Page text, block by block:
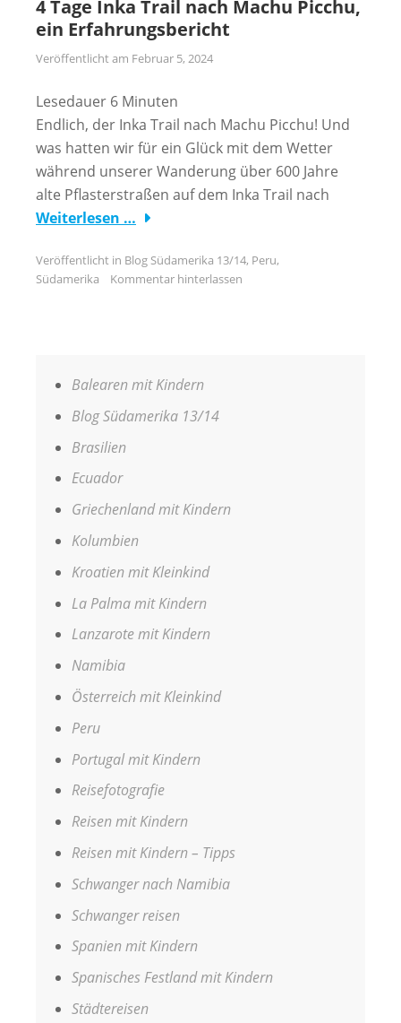
4 Tage Inka Trail nach Machu Picchu,
ein Erfahrungsbericht
Veröffentlicht am Februar 5, 2024
Lesedauer 6 Minuten
Endlich, der Inka Trail nach Machu Picchu! Und
was hatten wir für ein Glück mit dem Wetter
während unserer Wanderung über 600 Jahre
alte Pflasterstraßen auf dem Inka Trail nach
Weiterlesen …
Veröffentlicht in Blog Südamerika 13/14, Peru,
Südamerika
Kommentar hinterlassen
Balearen mit Kindern
Blog Südamerika 13/14
Brasilien
Ecuador
Griechenland mit Kindern
Kolumbien
Kroatien mit Kleinkind
La Palma mit Kindern
Lanzarote mit Kindern
Namibia
Österreich mit Kleinkind
Peru
Portugal mit Kindern
Reisefotografie
Reisen mit Kindern
Reisen mit Kindern – Tipps
Schwanger nach Namibia
Schwanger reisen
Spanien mit Kindern
Spanisches Festland mit Kindern
Städtereisen